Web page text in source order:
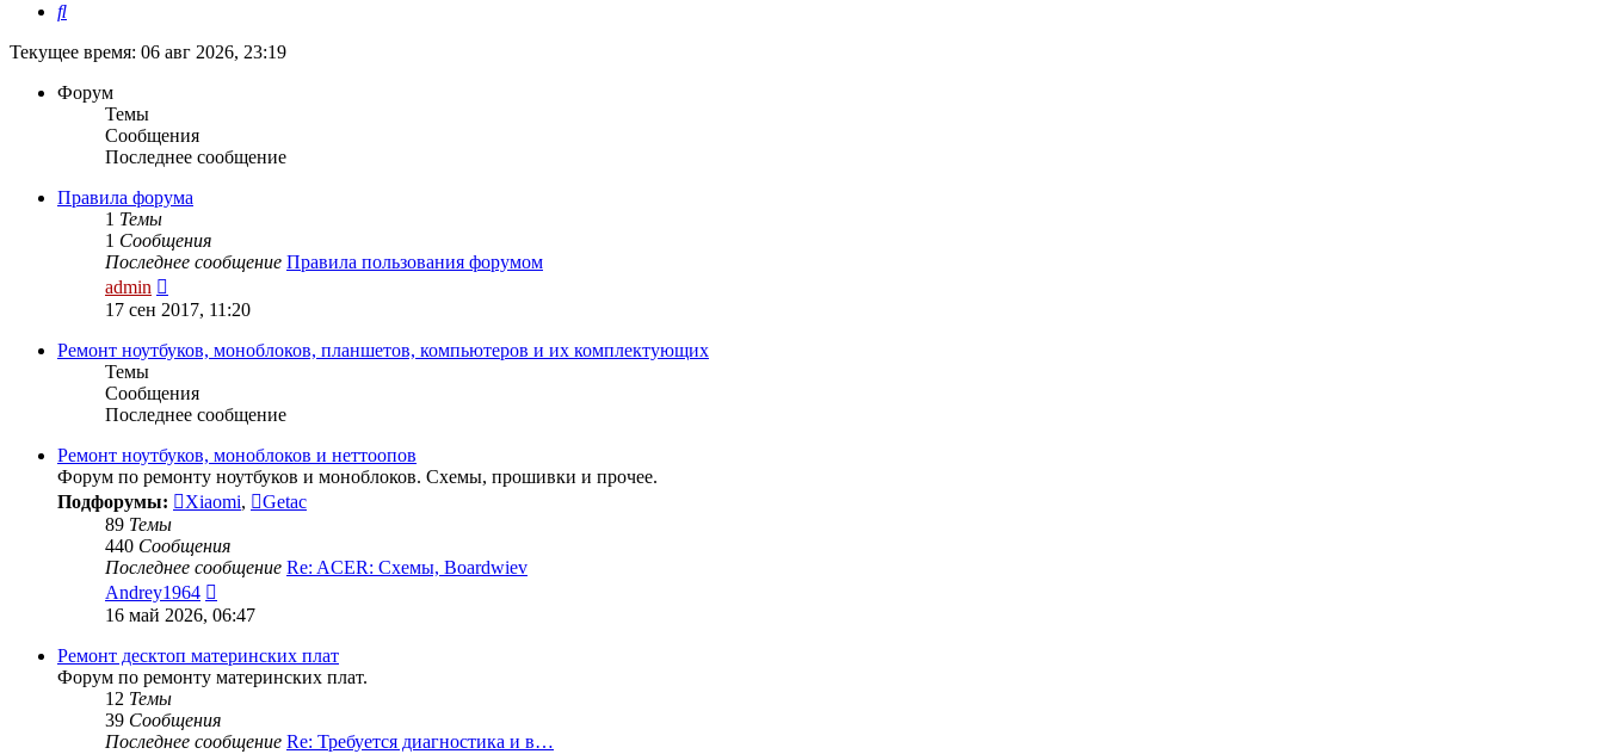
Поиск
Текущее время: 06 авг 2026, 23:19
Форум
Темы
Сообщения
Последнее сообщение
Правила форума
1 Темы
1 Сообщения
Последнее сообщение Правила пользования форумом
admin
к
сообщению
17 сен 2017, 11:20
Ремонт ноутбуков, моноблоков, планшетов, компьютеров и их комплектующих
Темы
Сообщения
Последнее сообщение
Ремонт ноутбуков, моноблоков и неттоопов
Форум по ремонту ноутбуков и моноблоков. Схемы, прошивки и прочее.
Подфорумы:
Xiaomi,
Getac
89 Темы
440 Сообщения
Последнее сообщение Re: ACER: Схемы, Boardwiev
Andrey1964
к
сообщению
16 май 2026, 06:47
Ремонт десктоп материнских плат
Форум по ремонту материнских плат.
12 Темы
39 Сообщения
Последнее сообщение Re: Требуется диагностика и в…